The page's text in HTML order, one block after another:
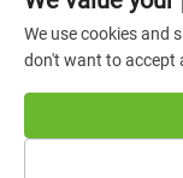
[email protected]
Авторско право
We use cookies and
don't want to accept